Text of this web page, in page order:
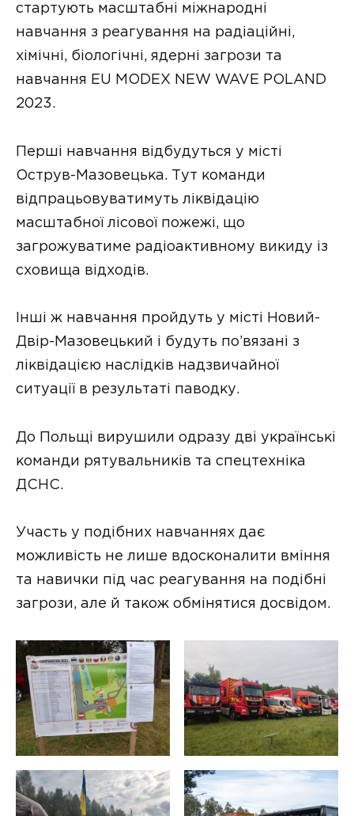
стартують масштабні міжнародні
навчання з реагування на радіаційні,
хімічні, біологічні, ядерні загрози та
навчання EU MODEX NEW WAVE POLAND
2023.
Перші навчання відбудуться у місті
Острув-Мазовецька. Тут команди
відпрацьовуватимуть ліквідацію
масштабної лісової пожежі, що
загрожуватиме радіоактивному викиду із
сховища відходів.
Інші ж навчання пройдуть у місті Новий-
Двір-Мазовецький і будуть по’вязані з
ліквідацією наслідків надзвичайної
ситуації в результаті паводку.
До Польщі вирушили одразу дві українські
команди рятувальників та спецтехніка
ДСНС.
Участь у подібних навчаннях дає
можливість не лише вдосконалити вміння
та навички під час реагування на подібні
загрози, але й також обмінятися досвідом.